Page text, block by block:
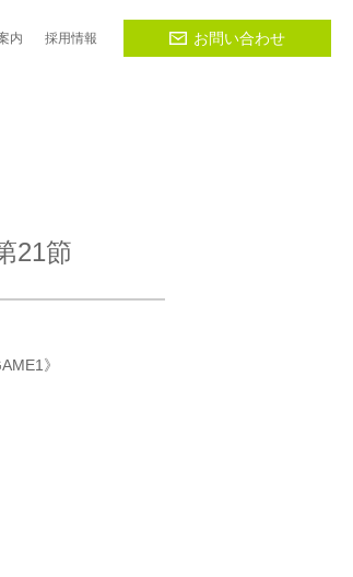
内 採用情報 お問い合わせ
21節
》